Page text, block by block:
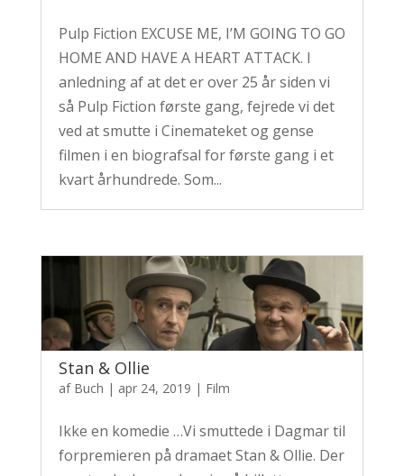
Pulp Fiction EXCUSE ME, I’M GOING TO GO
HOME AND HAVE A HEART ATTACK. I
anledning af at det er over 25 år siden vi
så Pulp Fiction første gang, fejrede vi det
ved at smutte i Cinemateket og gense
filmen i en biografsal for første gang i et
kvart århundrede. Som...
Stan & Ollie
af Buch | apr 24, 2019 | Film
Ikke en komedie …Vi smuttede i Dagmar til
forpremieren på dramaet Stan & Ollie. Der